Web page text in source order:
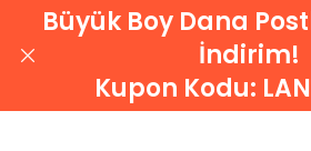
Büyük Boy Dana
İndirim!
Kupon Kodu: